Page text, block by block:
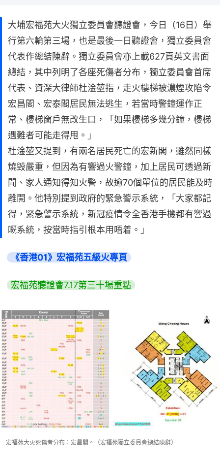
大埔宏福苑大火獨立委員會聽證會，今日（16日）舉
行第六輪第三場，也是最後一日聽證會，獨立委員會
代表作總結陳辭。獨立委員會亦上載627頁英文書面
總結，其中列明了各座死傷者分布，獨立委員會首席
代表、資深大律師杜淦堃指，走火樓梯被濃煙攻陷令
宏昌閣、宏泰閣居民無法逃生，若當時警鐘運作正
常、樓梯窗戶無改生口，「如果樓梯多幾分鐘，樓梯
遇難者可能走得甩。」
杜淦堃又提到，有兩名居民死亡的宏新閣，雖然同樣
燒毁嚴重，但因為有響過火警鐘，加上居民可透過新
聞、家人通知得知火警，故逾70個單位的居民能及時
離開。他特別提到政府的緊急警示系統，「大家都記
得，緊急警示系統，新冠疫情令全香港手機都有響過
嘅系統，按當時指引根本用唔着。」
《香港01》宏福苑五級火專頁
宏福苑聽證會7.17第三十場重點
宏福苑大火死傷者分布：宏昌閣。（宏福苑獨立委員會總結陳辭）